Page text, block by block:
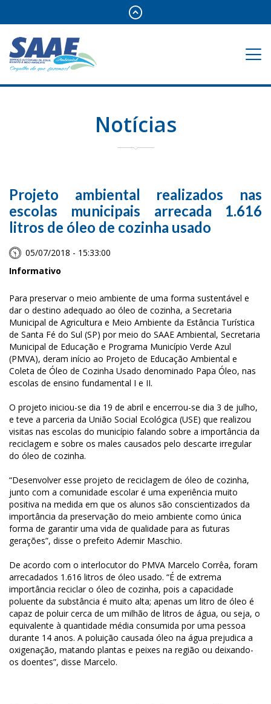
Notícias
Projeto ambiental realizados nas
escolas municipais arrecada 1.616
litros de óleo de cozinha usado
05/07/2018 - 15:33:00
Informativo
Para preservar o meio ambiente de uma forma sustentável e
dar o destino adequado ao óleo de cozinha, a Secretaria
Municipal de Agricultura e Meio Ambiente da Estância Turística
de Santa Fé do Sul (SP) por meio do SAAE Ambiental, Secretaria
Municipal de Educação e Programa Município Verde Azul
(PMVA), deram início ao Projeto de Educação Ambiental e
Coleta de Óleo de Cozinha Usado denominado Papa Óleo, nas
escolas de ensino fundamental I e II.
O projeto iniciou-se dia 19 de abril e encerrou-se dia 3 de julho,
e teve a parceria da União Social Ecológica (USE) que realizou
visitas nas escolas do município falando sobre a importância da
reciclagem e sobre os males causados pelo descarte irregular
do óleo de cozinha.
“Desenvolver esse projeto de reciclagem de óleo de cozinha,
junto com a comunidade escolar é uma experiência muito
positiva na medida em que os alunos são conscientizados da
importância da preservação do meio ambiente como única
forma de garantir uma vida de qualidade para as futuras
gerações”, disse o prefeito Ademir Maschio.
De acordo com o interlocutor do PMVA Marcelo Corrêa, foram
arrecadados 1.616 litros de óleo usado. “É de extrema
importância reciclar o óleo de cozinha, pois a capacidade
poluente da substância é muito alta; apenas um litro de óleo é
capaz de poluir cerca de um milhão de litros de água, ou seja, o
equivalente à quantidade média consumida por uma pessoa
durante 14 anos. A poluição causada óleo na água prejudica a
oxigenação, matando plantas e peixes na região ou deixando-
os doentes”, disse Marcelo.